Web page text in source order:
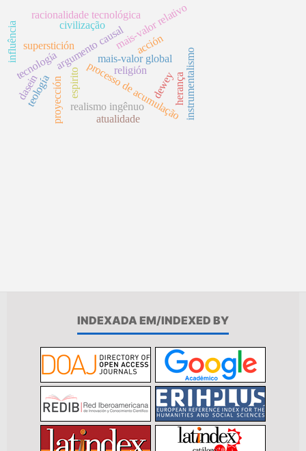
argumento causal
superstición
proyección processo de acumulação
mais-valor global
mais-valor relativo
religión
realismo ingênuo
racionalidade tecnológica
tecnología instrumentalismo
dewey
teología espirito
influência
dasein herança
acción
atualidade
civilização
INDEXADA EM/INDEXED BY